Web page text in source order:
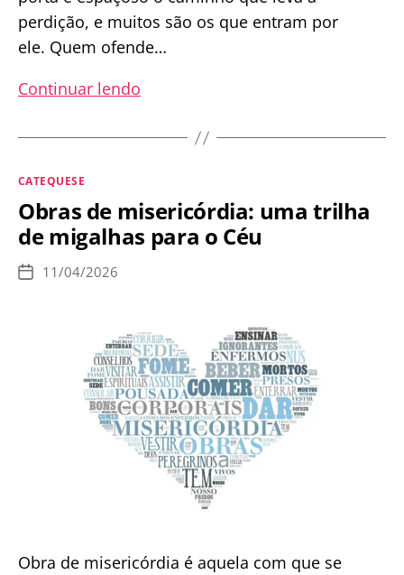
perdição, e muitos são os que entram por
ele. Quem ofende…
Continuar lendo
DA
CONVERSÃO
E
Categorias
CATEQUESE
Obras de misericórdia: uma trilha
de migalhas para o Céu
Data11/04/2026
Obra de misericórdia é aquela com que se